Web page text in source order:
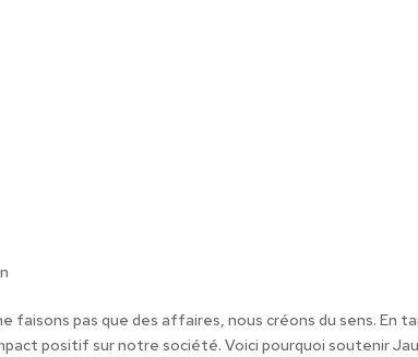
faisons pas que des affaires, nous créons du sens. En
positif sur notre société. Voici pourquoi soutenir